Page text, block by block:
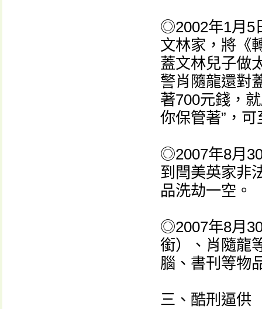
◎2002年1月5
文林家，將《
蓋文林兒子做
警肖隨龍還對
著700元錢，
你保管著”，
◎2007年8月
到閆美英家非
品洗劫一空。
◎2007年8月
銜）、肖隨龍
腦、書刊等物
三、酷刑逼供